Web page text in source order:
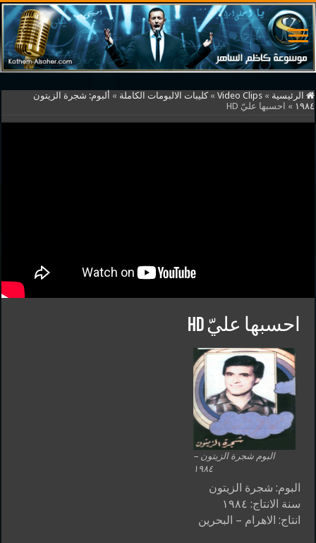
الرئيسية »
Video Clips
» كليبات الالبومات الكاملة » ألبوم: شجرة الزيتون
١٩٨٤ » احسبها عليّ HD
احسبها عليّ HD
البوم شجرة الزيتون –
١٩٨٤
البوم: شجرة الزيتون
سنة الانتاج: ١٩٨٤
انتاج: الاهرام – البحرين